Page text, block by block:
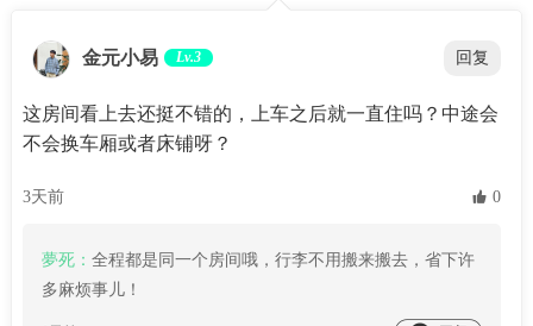
金元小易 Lv.3 回复
这房间看上去还挺不错的，上车之后就一直住吗？中途会
不会换车厢或者床铺呀？
3天前  0
夢死： 全程都是同一个房间哦，行李不用搬来搬去，省下许
多麻烦事儿！